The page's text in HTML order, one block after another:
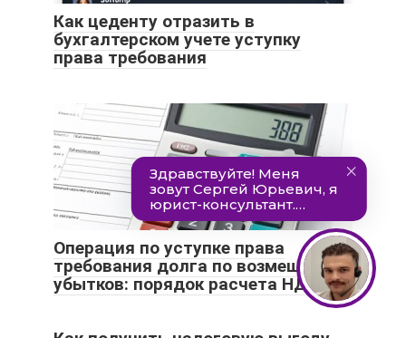
Как цеденту отразить в
бухгалтерском учете уступку
права требования
Операция по уступке права
требования долга по возмещению
убытков: порядок расчета НДС